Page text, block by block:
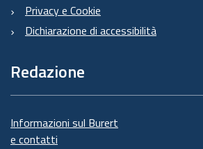
Privacy e Cookie
Dichiarazione di accessibilità
Redazione
Informazioni sul Burert
e contatti